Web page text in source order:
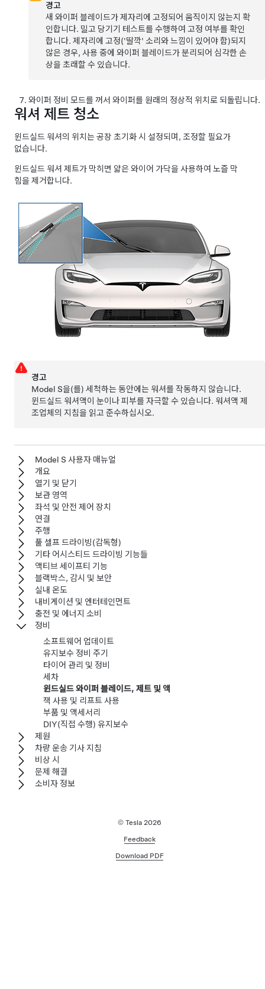
경고
새 와이퍼 블레이드가 제자리에 고정되어 움직이지 않는지 확
인합니다. 밀고 당기기 테스트를 수행하여 고정 여부를 확인
합니다. 제자리에 고정('딸깍' 소리와 느낌이 있어야 함)되지
않은 경우, 사용 중에 와이퍼 블레이드가 분리되어 심각한 손
상을 초래할 수 있습니다.
와이퍼 정비 모드를 꺼서 와이퍼를 원래의 정상적 위치로 되돌립니다.
워셔 제트 청소
윈드실드 워셔의 위치는 공장 초기화 시 설정되며, 조정할 필요가
없습니다.
윈드실드 워셔 제트가 막히면 얇은 와이어 가닥을 사용하여 노즐 막
힘을 제거합니다.
경고
Model S을(를) 세척하는 동안에는 워셔를 작동하지 않습니다.
윈드실드 워셔액이 눈이나 피부를 자극할 수 있습니다. 워셔액 제
조업체의 지침을 읽고 준수하십시오.
Model S 사용자 매뉴얼
개요
열기 및 닫기
보관 영역
좌석 및 안전 제어 장치
연결
주행
풀 셀프 드라이빙(감독형)
기타 어시스티드 드라이빙 기능들
액티브 세이프티 기능
블랙박스, 감시 및 보안
실내 온도
내비게이션 및 엔터테인먼트
충전 및 에너지 소비
정비
소프트웨어 업데이트
유지보수 정비 주기
타이어 관리 및 정비
세차
윈드실드 와이퍼 블레이드, 제트 및 액
잭 사용 및 리프트 사용
부품 및 액세서리
DIY(직접 수행) 유지보수
제원
차량 운송 기사 지침
비상 시
문제 해결
소비자 정보
© Tesla 2026
Feedback
Download PDF